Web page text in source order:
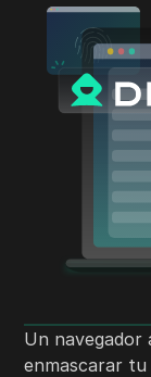
Un navegador
enmascarar